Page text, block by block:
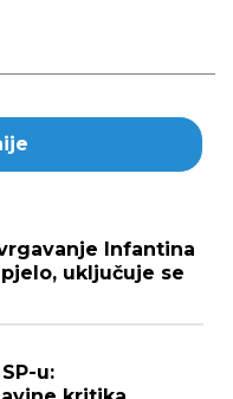
Infantina
uključuje se
u: